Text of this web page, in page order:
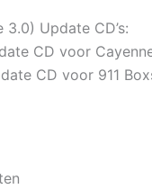
Update CD’s:
CD voor
CD voor 911